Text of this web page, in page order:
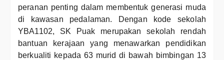
peranan penting dalam membentuk generasi muda
di kawasan pedalaman. Dengan kode sekolah
YBA1102, SK Puak merupakan sekolah rendah
bantuan kerajaan yang menawarkan pendidikan
berkualiti kepada 63 murid di bawah bimbingan 13